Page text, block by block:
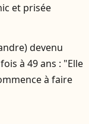
et prisée
devenu
à 49 ans : "Elle
à faire